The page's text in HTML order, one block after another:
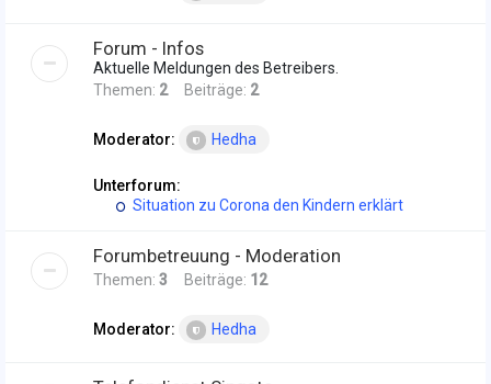
Forum - Infos
Aktuelle Meldungen des Betreibers.
Themen: 2Beiträge: 2
Moderator: Hedha
Unterforum:
Situation zu Corona den Kindern erklärt
Forumbetreuung - Moderation
Themen: 3 Beiträge: 12
Moderator: Hedha